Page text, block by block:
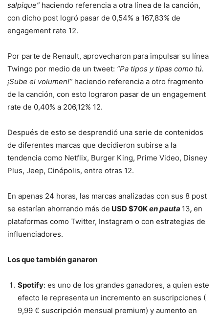
salpique” haciendo referencia a otra línea de la canción,
con dicho post logró pasar de 0,54% a 167,83% de
engagement rate 12.
Por parte de Renault, aprovecharon para impulsar su línea
Twingo por medio de un tweet: “Pa tipos y tipas como tú.
¡Sube el volumen!” haciendo referencia a otro fragmento
de la canción, con esto lograron pasar de un engagement
rate de 0,40% a 206,12% 12.
Después de esto se desprendió una serie de contenidos
de diferentes marcas que decidieron subirse a la
tendencia como Netflix, Burger King, Prime Video, Disney
Plus, Jeep, Cinépolis, entre otras 12.
En apenas 24 horas, las marcas analizadas con sus 8 post
se estarían ahorrando más de USD $70Ken pauta 13, en
plataformas como Twitter, Instagram o con estrategias de
influenciadores.
Los que también ganaron
Spotify: es uno de los grandes ganadores, a quien este
efecto le representa un incremento en suscripciones (
9,99 € suscripción mensual premium) y aumento en